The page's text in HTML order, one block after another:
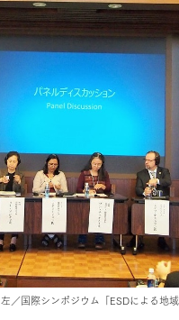
左／国際シンポジウム「ESDによる地